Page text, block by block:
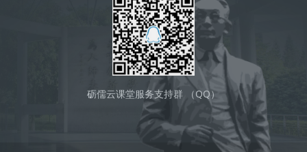
砺儒云课堂服务支持群 （QQ）